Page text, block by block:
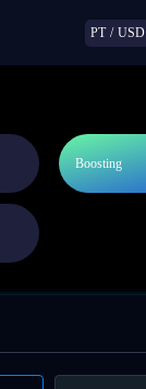
PT / USD
Boosting